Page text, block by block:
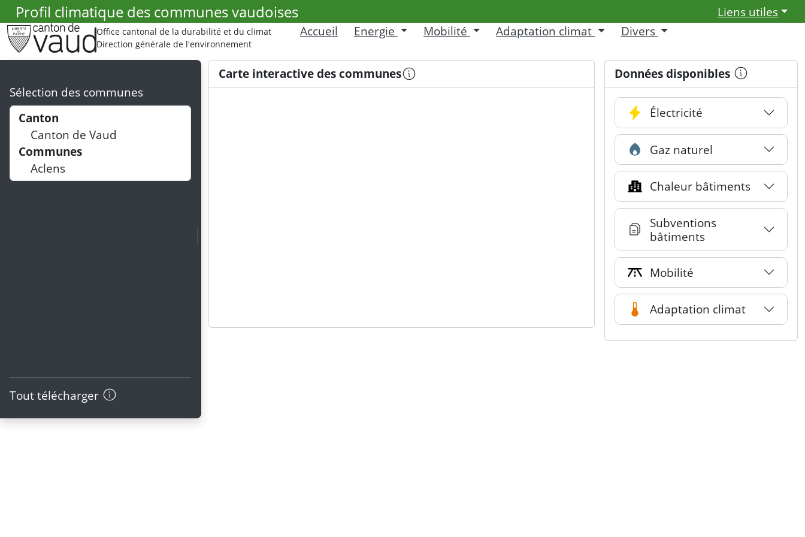
Profil climatique des communes vaudoises Liens utiles
Office cantonal de la durabilité et du climat
Direction générale de l'environnement
Accueil Energie Mobilité Adaptation climat Divers
Carte interactive des communes Données disponibles
Électricité
Gaz naturel
Chaleur bâtiments
Subventions
bâtiments
Mobilité
Adaptation climat
Sélection des communes
Tout télécharger
Use arrow keys to resize the sidebar, Shift for larger steps, Home/End for min/max width.